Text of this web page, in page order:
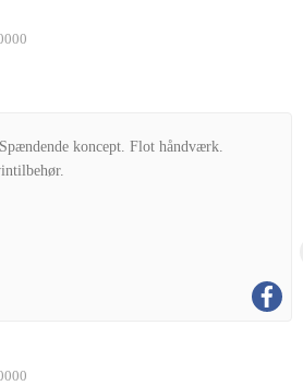
Spændende koncept. Flot håndværk.